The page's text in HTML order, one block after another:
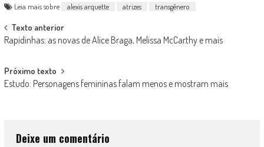
Leia mais sobre alexis arquette atrizes transgênero
Post
navigation
Texto anterior
Rapidinhas: as novas de Alice Braga, Melissa McCarthy e mais
Próximo texto
Estudo: Personagens femininas falam menos e mostram mais
Deixe um comentário